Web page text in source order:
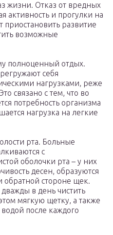
жизни. Отказ от вредных
активность и прогулки на
приостановить развитие
возможные
полноценный отдых.
себя
нагрузками, реже
связано с тем, что во
потребность организма
нагрузка на легкие
рта. Больные
с
оболочки рта – у них
десен, образуются
обратной стороне щек.
в день чистить
мягкую щетку, а также
водой после каждого